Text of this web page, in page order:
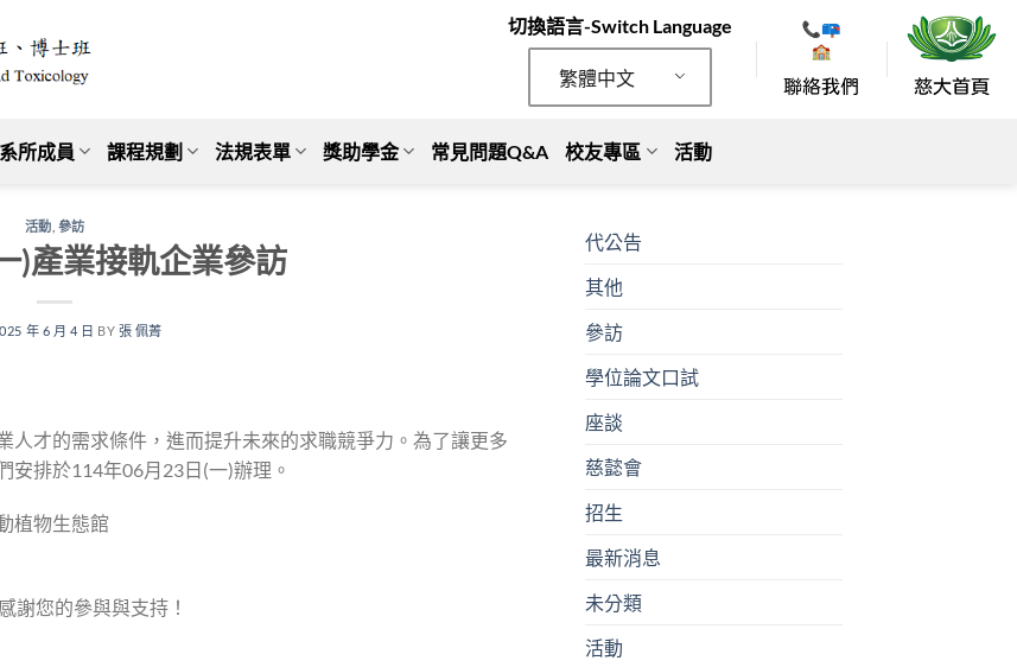
切換語言-Switch Language
繁體中文
系所成員 課程規劃 法規表單 獎助學金 常見問題Q&A 校友專區 活動
活動 參訪
)產業接軌企業參訪
年 6 月 4 日 BY 張 佩菁
人才的需求條件，進而提升未來的求職競爭力。為了讓更多
安排於114年06月23日(一)辦理。
植物生態館
謝您的參與與支持！
代公告
其他
參訪
學位論文口試
座談
慈懿會
招生
最新消息
未分類
活動